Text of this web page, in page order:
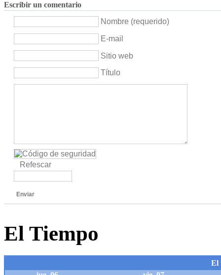
Escribir un comentario
Nombre (requerido)
E-mail
Sitio web
Título
Refescar
Enviar
El Tiempo